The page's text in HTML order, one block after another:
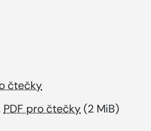
čtečky
PDF pro čtečky(2 MiB)